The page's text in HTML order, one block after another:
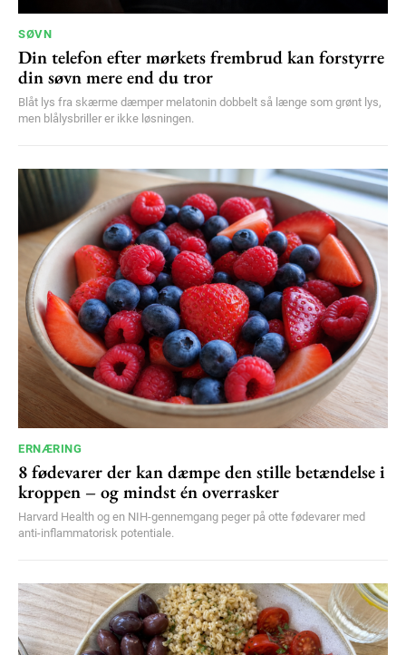
SØVN
Din telefon efter mørkets frembrud kan forstyrre
din søvn mere end du tror
Blåt lys fra skærme dæmper melatonin dobbelt så længe som grønt lys,
men blålysbriller er ikke løsningen.
ERNÆRING
8 fødevarer der kan dæmpe den stille betændelse i
kroppen – og mindst én overrasker
Harvard Health og en NIH-gennemgang peger på otte fødevarer med
anti-inflammatorisk potentiale.